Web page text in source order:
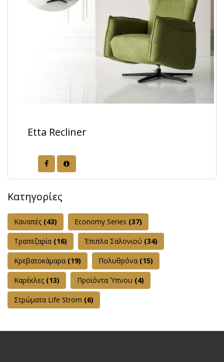
Etta Recliner
Κατηγορίες
Καναπές (43) Εconomy Series (37)
Τραπεζαρία (16) Έπιπλα Σαλονιού (34)
Κρεβατοκάμαρα (19) Πολυθρόνα (15)
Καρέκλες (13) Προϊόντα Ύπνου (4)
Στρώματα Life Strom (6)